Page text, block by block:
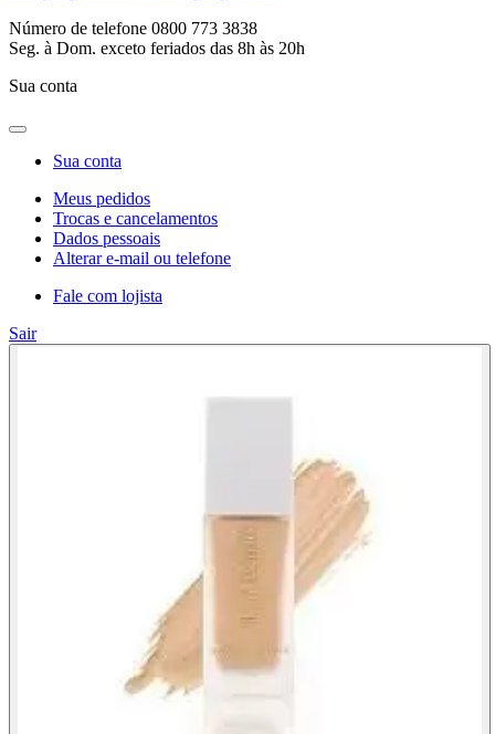
Número de telefone 0800 773 3838
Seg. à Dom. exceto feriados das 8h às 20h
Sua conta
Sua conta
Meus pedidos
Trocas e cancelamentos
Dados pessoais
Alterar e-mail ou telefone
Fale com lojista
Sair